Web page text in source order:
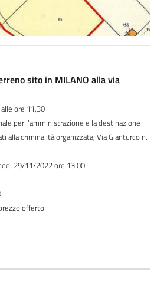
sito in MILANO alla via
ore 11,30
per l’amministrazione e la destinazione
alla criminalità organizzata, Via Gianturco n.
29/11/2022 ore 13:00
offerto